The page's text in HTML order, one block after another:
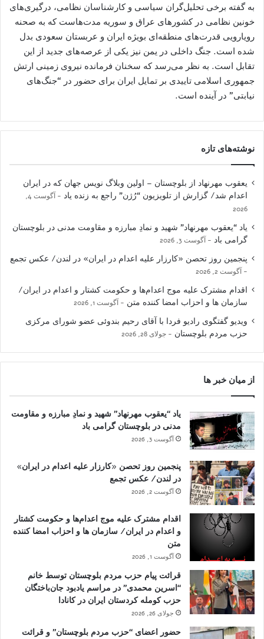
به گفته برخی تحلیل‌گران سیاسی و کارشناسان نظامی، درگیری‌های
خونین نظامی در کشورهای عراق و سوریه مدت‌هاست که به صحنه
رویارویی قدرت‌های منطقه‌ای بویژه ایران و عربستان سعودی بدل
شده است. جنگ داخلی در یمن نیز یکی از عرصه‌های جدید از این
تقابل است. به نظر می‌رسد که سخنان فرمانده نیروی زمینی ارتش
جمهوری اسلامی تاییدی بر تمایل ایران برای حضور در “جنگ‌های
نیابتی” در آینده است.
نوشته‌های تازه
یعقوب مهرنهاد از بلوچستان – اولین وبلاگ نویس جهان که در ایران
اعدام شد/ گزارش از تلویزیون “رُژن” راجع به زنده یاد
آگوست 4,
2026
یاد “یعقوب مهرنهاد” شهید و نمادِ مبارزه و مقاومت مدنی در بلوچستان
گرامی باد
آگوست 3, 2026
پنجمین روز تحصن «کارزار علیه اعدام در ایران» در لندن/ عکس تجمع
آگوست 2, 2026
اقدام مشترک علیه موج اعدام‌ها و حکومت کشتار و اعدام در ایران/
سازمان ها و احزاب امضا کننده متن
آگوست 1, 2026
ویدیو گفتگوی رادیو فردا با آقای رحیم بندوئی عضو شورای مرکزی
حزب مردم بلوچستان
جولای 28, 2026
از میان خبر ها
یاد “یعقوب مهرنهاد” شهید و نمادِ مبارزه و مقاومت
مدنی در بلوچستان گرامی باد
آگوست 3, 2026
پنجمین روز تحصن «کارزار علیه اعدام در ایران»
در لندن/ عکس تجمع
آگوست 2, 2026
اقدام مشترک علیه موج اعدام‌ها و حکومت کشتار
و اعدام در ایران/ سازمان ها و احزاب امضا کننده
متن
آگوست 1, 2026
قرائت پیام حزب مردم بلوچستان توسط خانم
“اسرین محمدی” در مراسم یادبود جان‌باختگان
حزب کومله کردستان ایران در کانادا
جولای 26, 2026
حضور اعضای “حزب مردم بلوچستان” و قرائت